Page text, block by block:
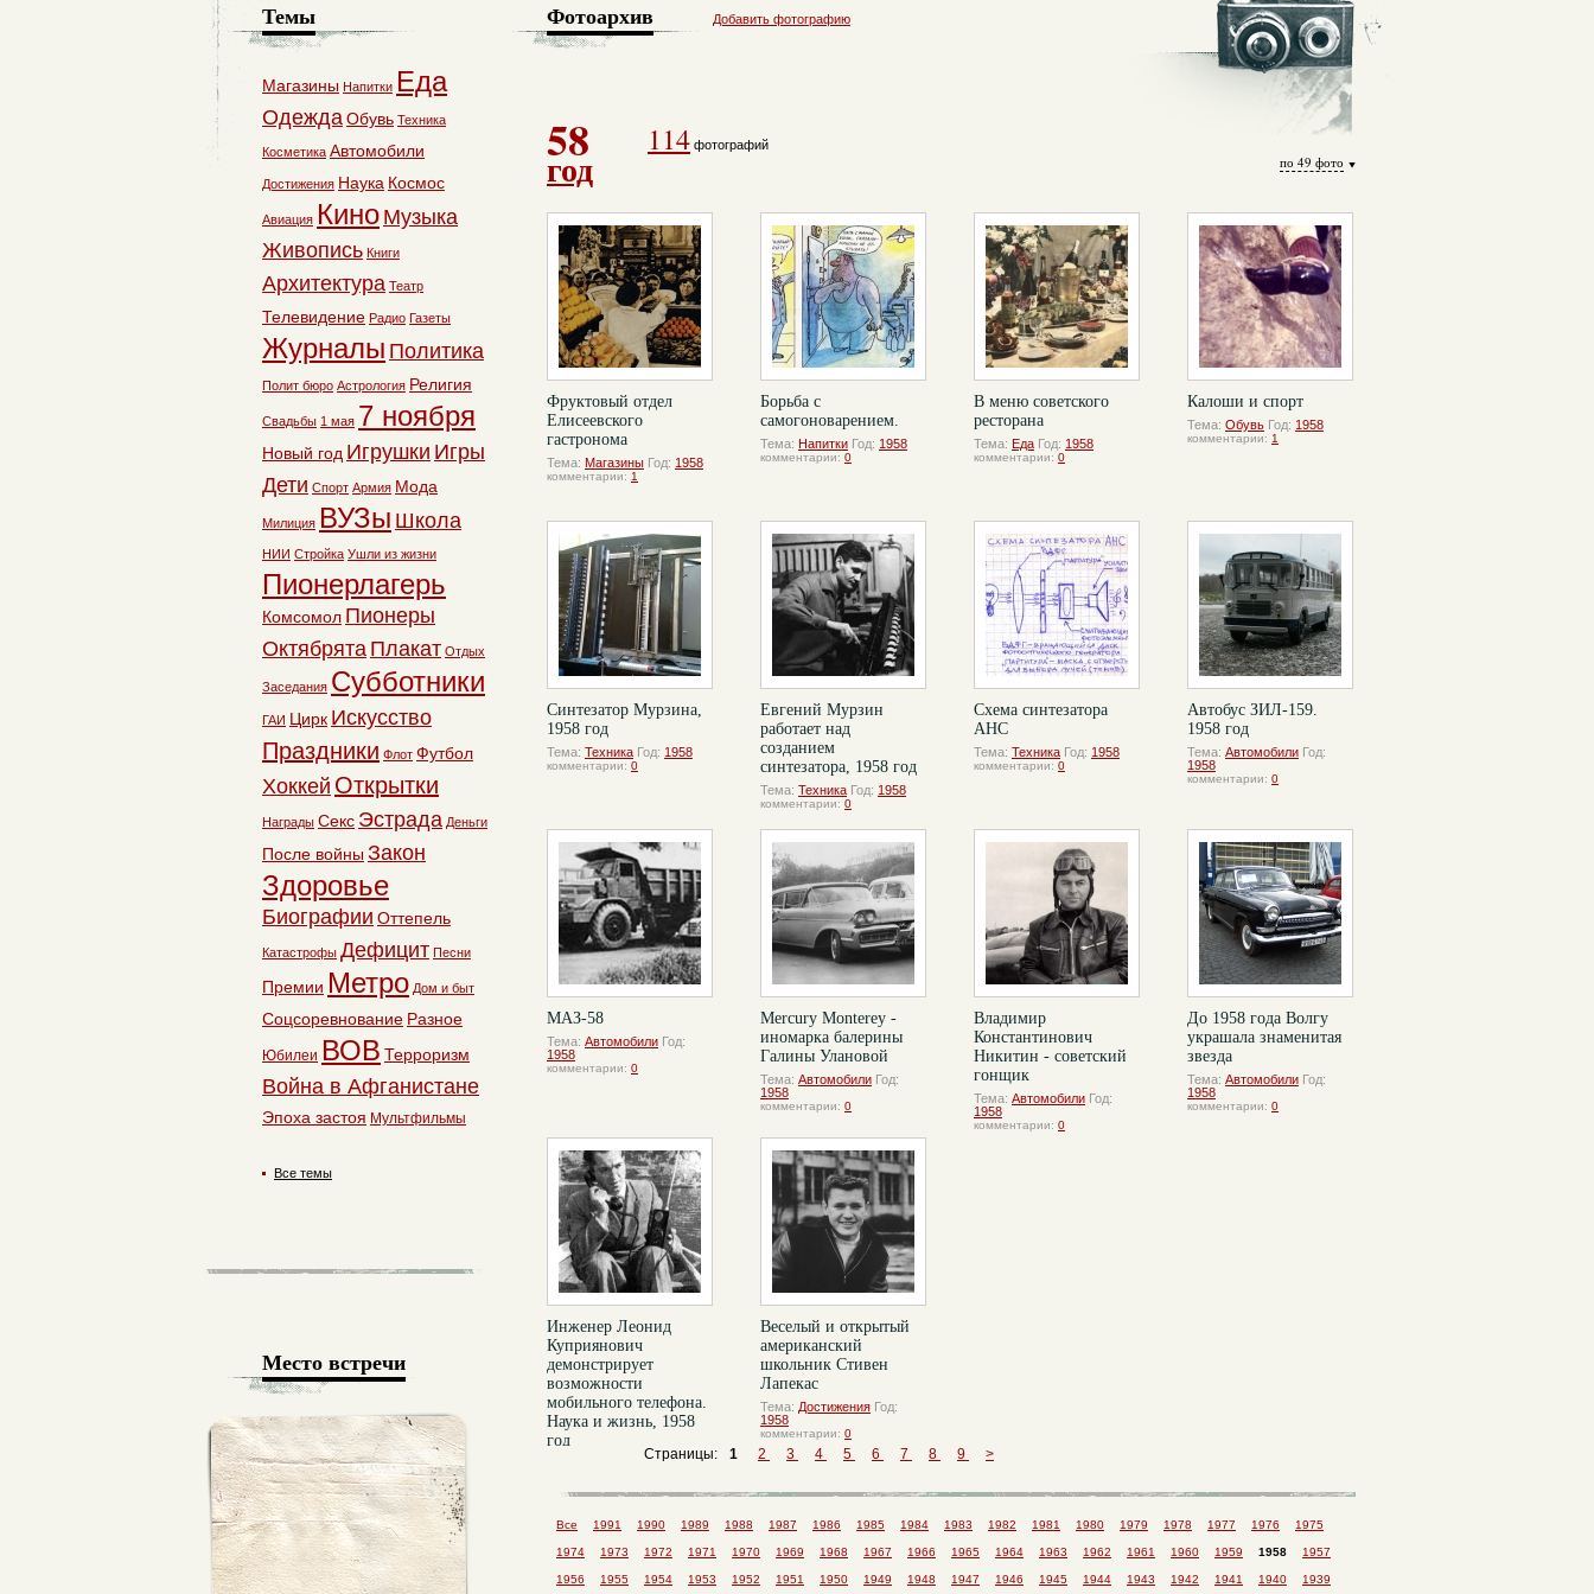
Фотоархив Добавить фотографию
58
год
114 фотографий
по 49 фото
Фруктовый отдел
Елисеевского
гастронома
Тема: Магазины Год: 1958
комментарии: 1
Борьба с
самогоноварением.
Тема: Напитки Год: 1958
комментарии: 0
В меню советского
ресторана
Тема: Еда Год: 1958
комментарии: 0
Калоши и спорт
Тема: Обувь Год: 1958
комментарии: 1
Синтезатор Мурзина,
1958 год
Тема: Техника Год: 1958
комментарии: 0
Евгений Мурзин
работает над
созданием
синтезатора, 1958 год
Тема: Техника Год: 1958
комментарии: 0
Схема синтезатора
АНС
Тема: Техника Год: 1958
комментарии: 0
Автобус ЗИЛ-159.
1958 год
Тема: Автомобили Год:
1958
комментарии: 0
МАЗ-58
Тема: Автомобили Год:
1958
комментарии: 0
Mercury Monterey -
иномарка балерины
Галины Улановой
Тема: Автомобили Год:
1958
комментарии: 0
Владимир
Константинович
Никитин - советский
гонщик
Тема: Автомобили Год:
1958
комментарии: 0
До 1958 года Волгу
украшала знаменитая
звезда
Тема: Автомобили Год:
1958
комментарии: 0
Инженер Леонид
Куприянович
демонстрирует
возможности
мобильного телефона.
Наука и жизнь, 1958
год
Достижения Год:
комментарии:0
Веселый и открытый
американский
школьник Стивен
Лапекас
Тема: Достижения Год:
1958
комментарии: 0
Страницы: 1 2 3 4 5 6 7 8 9 >
Все 1991 1990 1989 1988 1987 1986 1985 1984 1983 1982 1981 1980 1979 1978 1977 1976 1975
1974 1973 1972 1971 1970 1969 1968 1967 1966 1965 1964 1963 1962 1961 1960 1959 1958 1957
1956 1955 1954 1953 1952 1951 1950 1949 1948 1947 1946 1945 1944 1943 1942 1941 1940 1939
Темы
Магазины Напитки Еда
ОдеждаОбувь Техника
Косметика Автомобили
Достижения Наука Космос
Авиация Кино Музыка
Живопись Книги
Архитектура Театр
Телевидение Радио Газеты
Журналы Политика
Полит бюро Астрология Религия
Свадьбы 1 мая 7 ноября
Новый год Игрушки Игры
Дети Спорт Армия Мода
Милиция ВУЗы Школа
НИИ Стройка Ушли из жизни
Пионерлагерь
Комсомол Пионеры
Октябрята Плакат Отдых
Заседания Субботники
ГАИ Цирк Искусство
Праздники Флот Футбол
Хоккей Открытки
Награды Секс Эстрада Деньги
После войны Закон
Здоровье
Биографии Оттепель
Катастрофы Дефицит Песни
Премии Метро Дом и быт
Соцсоревнование Разное
Юбилеи ВОВ Терроризм
Война в Афганистане
Эпоха застоя Мультфильмы
Все темы
Место встречи